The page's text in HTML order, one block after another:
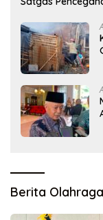
Berita Olahraga